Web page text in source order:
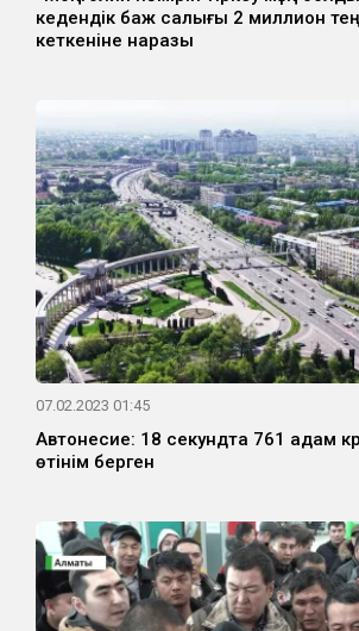
кедендік баж салығы 2 миллион
кеткеніне наразы
07.02.2023 01:45
Автонесие: 18 секундта 761 адам
өтінім берген